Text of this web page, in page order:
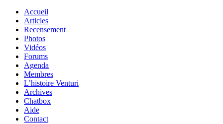
Accueil
Articles
Recensement
Photos
Vidéos
Forums
Agenda
Membres
L’histoire Venturi
Archives
Chatbox
Aide
Contact